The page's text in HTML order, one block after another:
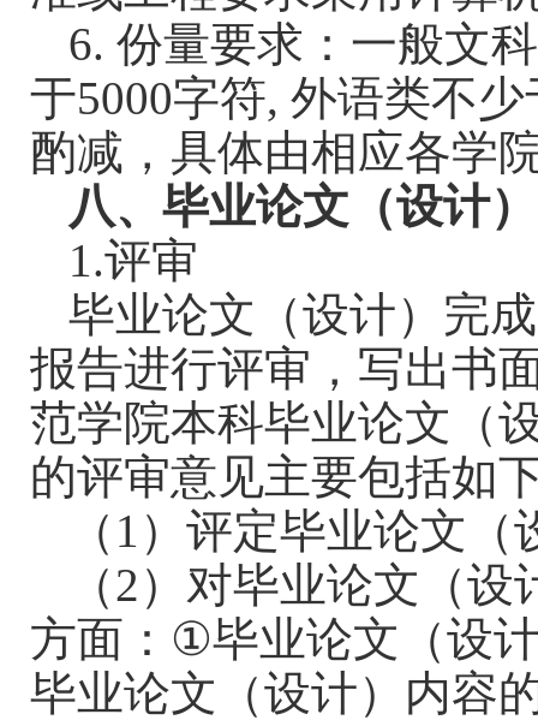
6.份量要求：一般文
于5000字符,外语类不少
酌减，具体由相应各学
八、毕业论文（设计
1.评审
毕业论文（设计）完
报告进行评审，写出书
范学院本科毕业论文（
的评审意见主要包括如
（ 1 ）评定毕业论文（
（2）对毕业论文（设
方面： ①毕业论文（设
毕业论文（设计）内容